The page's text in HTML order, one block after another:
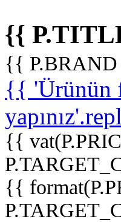
{{
{{
{{ 'Ürünün
{{
{{